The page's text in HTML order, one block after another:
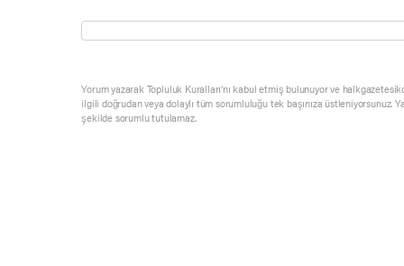
Yorum yazarak Topluluk Kuralları’nı kabul etmiş bulunuyor ve
ilgili doğrudan veya dolaylı tüm sorumluluğu tek başınıza üstleniyorsunuz.
şekilde sorumlu tutulamaz.